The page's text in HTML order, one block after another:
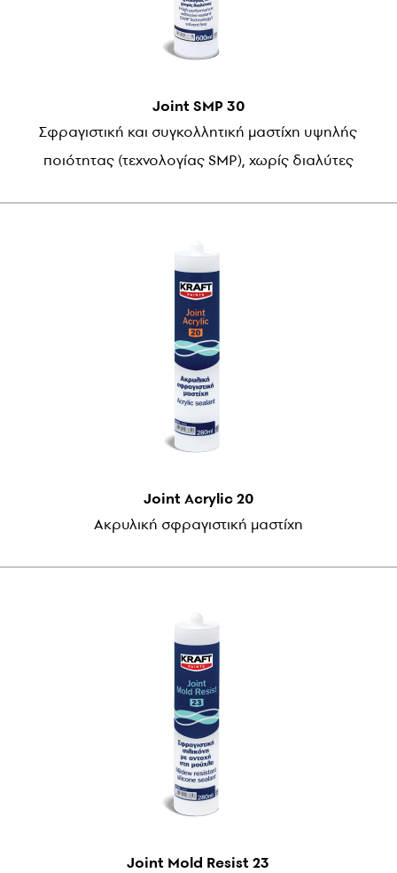
Joint SMP 30
Σφραγιστική και συγκολλητική μαστίχη υψηλής
ποιότητας (τεχνολογίας SMP), χωρίς διαλύτες
Joint Acrylic 20
Ακρυλική σφραγιστική μαστίχη
Joint Mold Resist 23